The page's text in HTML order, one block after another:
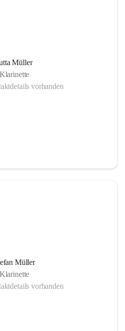
Müller
Klarinette
vorhanden
Müller
Klarinette
vorhanden